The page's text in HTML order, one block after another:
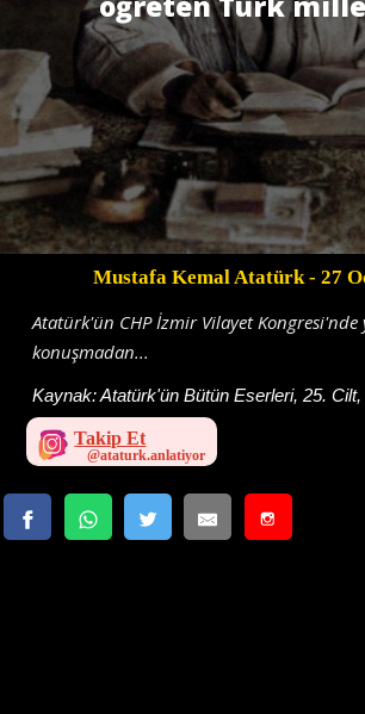
Mustafa Kemal Atatürk- 27
Atatürk'ün CHP İzmir Vilayet Kongresi'nde
konuşmadan...
Kaynak:Atatürk'ün Bütün Eserleri, 25.
Takip Et